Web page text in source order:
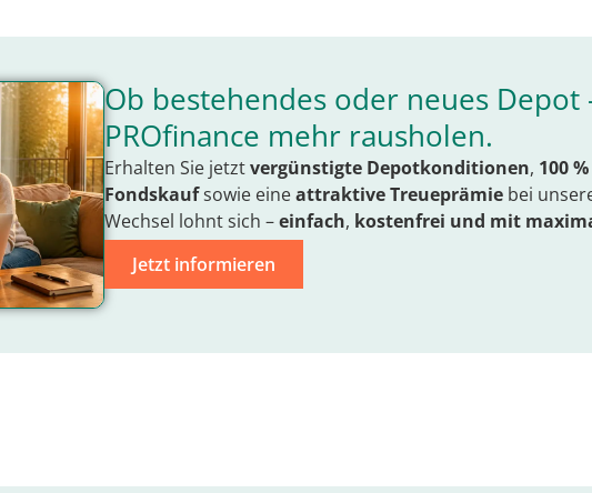
Ob bestehendes oder neues Depot
PROfinance mehr rausholen.
Erhalten Sie jetztvergünstigte Depotkonditionen, 100
Fondskaufsowie eineattraktive Treueprämiebei
Wechsel lohnt sich –einfach, kostenfrei und mit
Jetzt informieren